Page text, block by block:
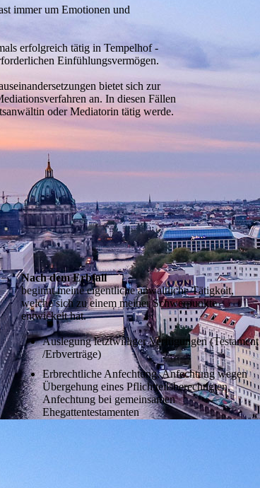
immer um Emotionen und
erfolgreich tätig in Tempelhof -
Einfühlungsvermögen.
bietet sich zur
an. In diesen Fällen
oder Mediatorin tätig werde.
Nach dem Erbfall
beginnt meine eigentliche anwaltliche Tätigkeit,
welche sich zu einem meiner Schwerpunkte
entwickelt hat.
Auslegung letztwilliger Verfügungen (Testament
/Erbverträge)
Erbrechtliche Anfechtung, Anfechtung wegen
Übergehung eines Pflichtteilsberechtigten,
Anfechtung bei gemeinsamen
Ehegattentestamenten